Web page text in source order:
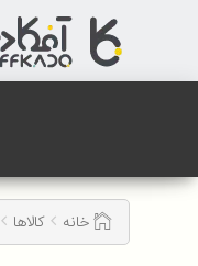
خانه کالاها